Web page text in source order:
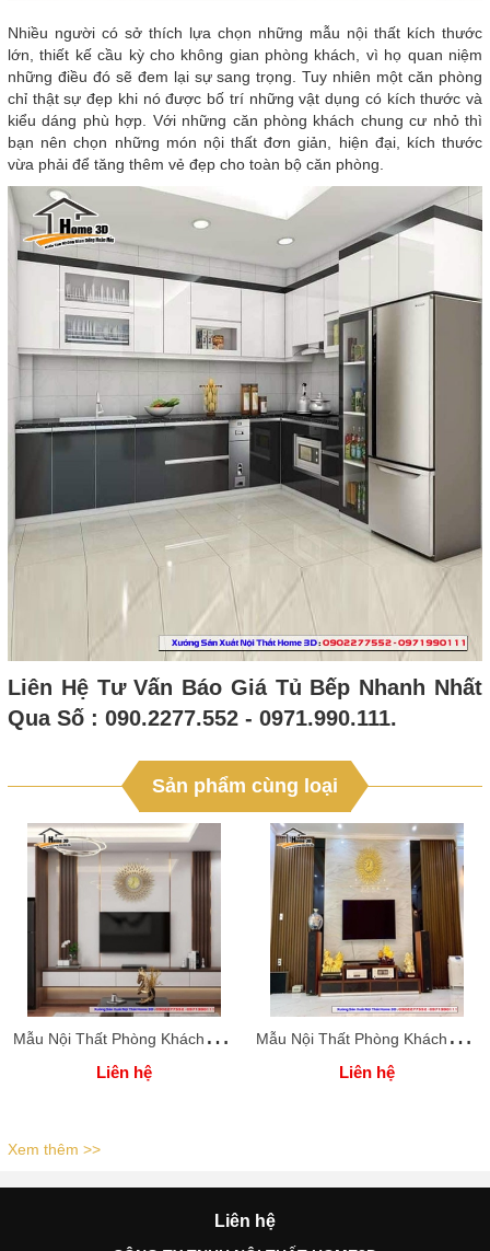
Nhiều người có sở thích lựa chọn những mẫu nội thất kích thước
lớn, thiết kế cầu kỳ cho không gian phòng khách, vì họ quan niệm
những điều đó sẽ đem lại sự sang trọng. Tuy nhiên một căn phòng
chỉ thật sự đẹp khi nó được bố trí những vật dụng có kích thước và
kiểu dáng phù hợp. Với những căn phòng khách chung cư nhỏ thì
bạn nên chọn những món nội thất đơn giản, hiện đại, kích thước
vừa phải để tăng thêm vẻ đẹp cho toàn bộ căn phòng.
Liên Hệ Tư Vấn Báo Giá Tủ Bếp Nhanh Nhất
Qua Số : 090.2277.552 - 0971.990.111.
Sản phẩm cùng loại
M
ẫu Nội Thất Phòng Khách Đẹp
Liên hệ
M
ẫu Nội Thất Phòng Khách Đẹp
Liên hệ
Xem thêm >>
Liên hệ